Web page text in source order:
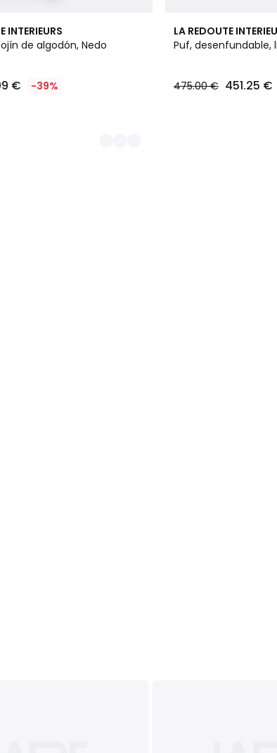
INTERIEURS
de algodón, Nedo
€ -39%
LA REDOUTE
Puf, desenfundable,
475.00 € 451.25 €
8
Colores